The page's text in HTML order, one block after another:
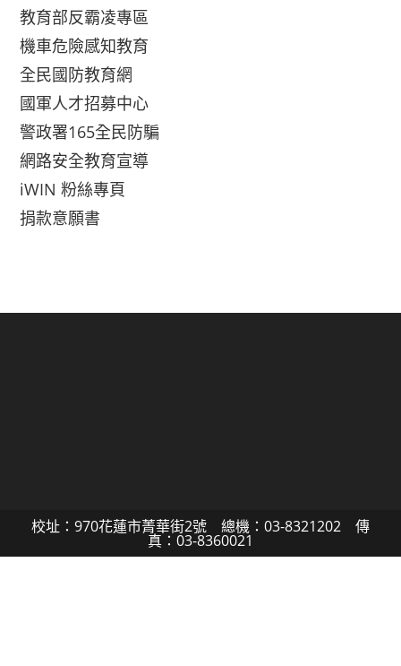
教育部反霸凌專區
機車危險感知教育
全民國防教育網
國軍人才招募中心
警政署165全民防騙
網路安全教育宣導
iWIN 粉絲專頁
捐款意願書
校址：970花蓮市菁華街2號 總機：03-8321202 傳
真：03-8360021